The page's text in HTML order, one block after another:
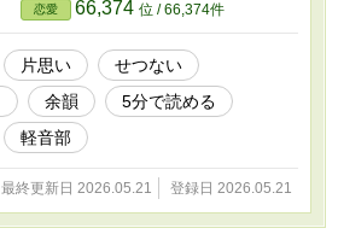
恋愛 66,374 位 / 66,374件
片思い
せつない
余韻
5分で読める
軽音部
最終更新日 2026.05.21 登録日 2026.05.21